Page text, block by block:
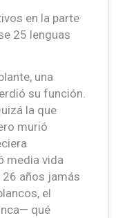
en la parte
25 lenguas
una
su función.
la que
murió
media vida
años jamás
el
qué